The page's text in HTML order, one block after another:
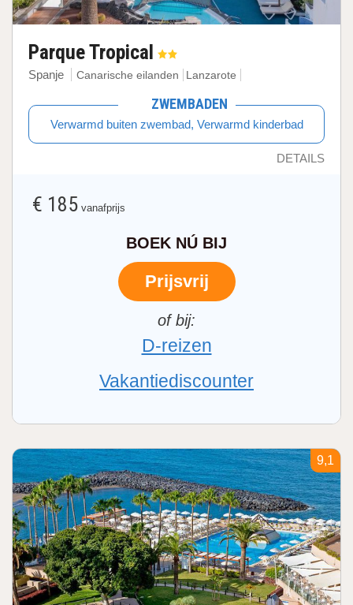
Parque Tropical
Spanje Canarische eilanden Lanzarote
ZWEMBADEN
Verwarmd buiten zwembad, Verwarmd kinderbad
DETAILS
€ 185 vanafprijs
BOEK NÚ BIJ
Prijsvrij
D-reizen
Vakantiediscounter
9,1